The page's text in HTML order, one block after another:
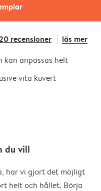
recensioner läs mer
kan anpassas helt
vita kuvert
du vill
har vi gjort det möjligt
helt och hållet. Börja